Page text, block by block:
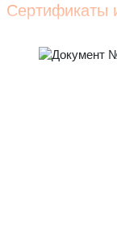
Сертификаты